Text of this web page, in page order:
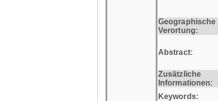
Geographische
Verortung:
Abstract:
Zusätzliche
Informationen:
Keywords: